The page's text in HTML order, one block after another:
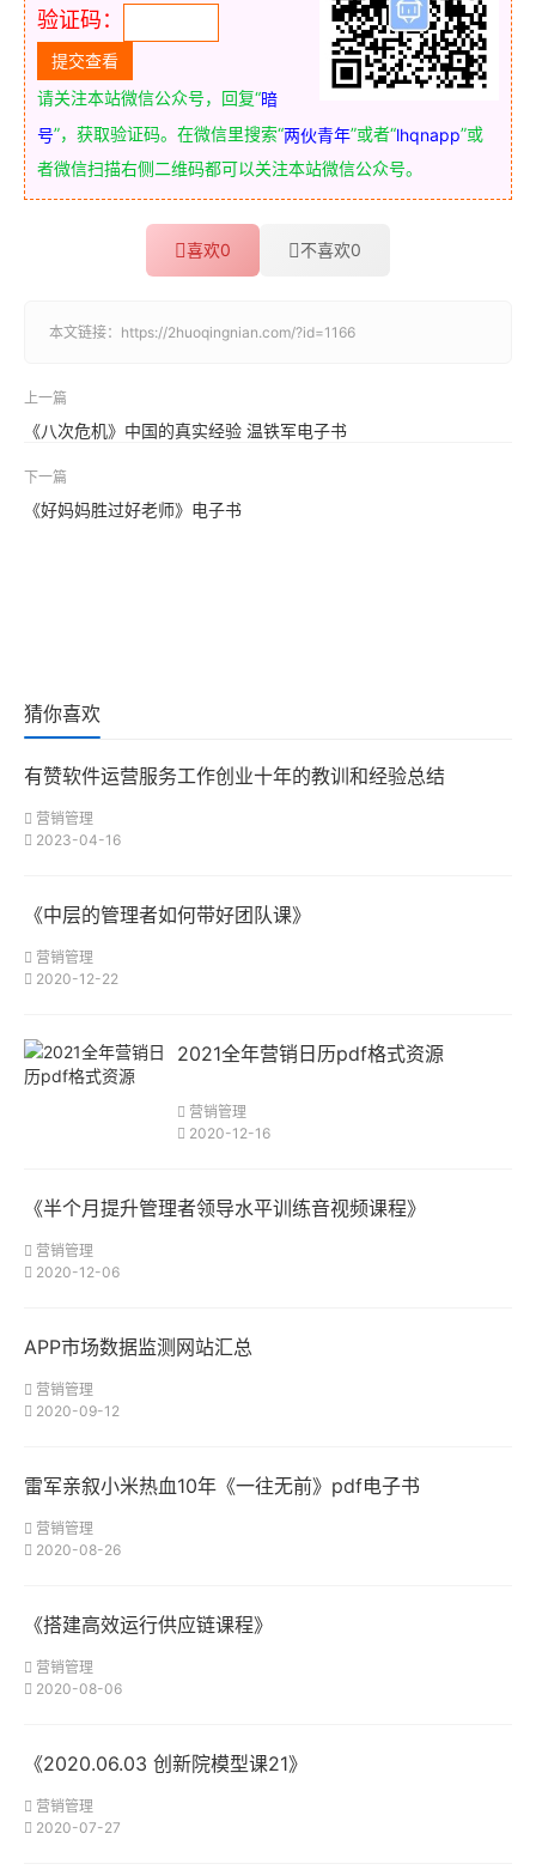
验证码：
请关注本站微信公众号，回复“暗
号”，获取验证码。在微信里搜索“两伙青年”或者“lhqnapp”或
者微信扫描右侧二维码都可以关注本站微信公众号。
喜欢0 不喜欢0
本文链接： https://2huoqingnian.com/?id=1166
上一篇
《八次危机》中国的真实经验 温铁军电子书
下一篇
《好妈妈胜过好老师》电子书
猜你喜欢
有赞软件运营服务工作创业十年的教训和经验总结
营销管理
2023-04-16
《中层的管理者如何带好团队课》
营销管理
2020-12-22
2021全年营销日历pdf格式资源
营销管理
2020-12-16
《半个月提升管理者领导水平训练音视频课程》
营销管理
2020-12-06
APP市场数据监测网站汇总
营销管理
2020-09-12
雷军亲叙小米热血10年《一往无前》pdf电子书
营销管理
2020-08-26
《搭建高效运行供应链课程》
营销管理
2020-08-06
《2020.06.03 创新院模型课21》
营销管理
2020-07-27